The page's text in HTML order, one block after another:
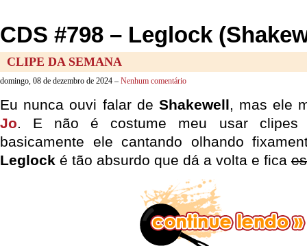
CDS #798 – Leglock
CLIPE DA SEMANA
domingo, 08 de dezembro de 2024 – Nenhum comentário
Eu nunca ouvi falar de Shakewell, mas ele
Jo. E não é costume meu usar clipes
basicamente ele cantando olhando
Leglock é tão absurdo que dá a volta e fica